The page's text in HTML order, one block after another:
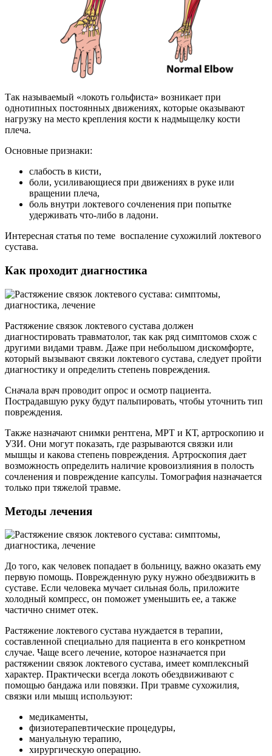
Так называемый «локоть гольфиста» возникает при
однотипных постоянных движениях, которые оказывают
нагрузку на место крепления кости к надмыщелку кости
плеча.
Основные признаки:
слабость в кисти,
боли, усиливающиеся при движениях в руке или
вращении плеча,
боль внутри локтевого сочленения при попытке
удерживать что-либо в ладони.
Интересная статья по теме воспаление сухожилий локтевого
сустава.
Как проходит диагностика
Растяжение связок локтевого сустава должен
диагностировать травматолог, так как ряд симптомов схож с
другими видами травм. Даже при небольшом дискомфорте,
который вызывают связки локтевого сустава, следует пройти
диагностику и определить степень повреждения.
Сначала врач проводит опрос и осмотр пациента.
Пострадавшую руку будут пальпировать, чтобы уточнить тип
повреждения.
Также назначают снимки рентгена, МРТ и КТ, артроскопию и
УЗИ. Они могут показать, где разрываются связки или
мышцы и какова степень повреждения. Артроскопия дает
возможность определить наличие кровоизлияния в полость
сочленения и повреждение капсулы. Томография назначается
только при тяжелой травме.
Методы лечения
До того, как человек попадает в больницу, важно оказать ему
первую помощь. Поврежденную руку нужно обездвижить в
суставе. Если человека мучает сильная боль, приложите
холодный компресс, он поможет уменьшить ее, а также
частично снимет отек.
Растяжение локтевого сустава нуждается в терапии,
составленной специально для пациента в его конкретном
случае. Чаще всего лечение, которое назначается при
растяжении связок локтевого сустава, имеет комплексный
характер. Практически всегда локоть обездвиживают с
помощью бандажа или повязки. При травме сухожилия,
связки или мышц используют:
медикаменты,
физиотерапевтические процедуры,
мануальную терапию,
хирургическую операцию.